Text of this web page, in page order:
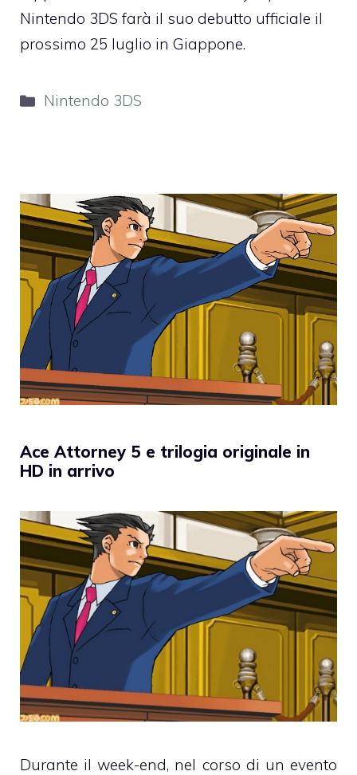
Nintendo 3DS farà il suo debutto ufficiale il
prossimo 25 luglio in Giappone.
Categorie
Nintendo 3DS
Ace Attorney 5 e trilogia originale in
HD in arrivo
Durante il week-end, nel corso di un evento